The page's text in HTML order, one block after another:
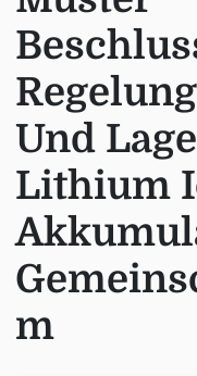
Und
Lithium
m